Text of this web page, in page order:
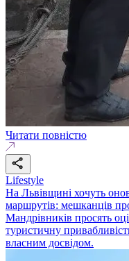
Читати повністю
Lifestyle
На Львівщині хочуть
маршрутів: мешканців
Мандрівників просять
туристичну
власним досвідом.